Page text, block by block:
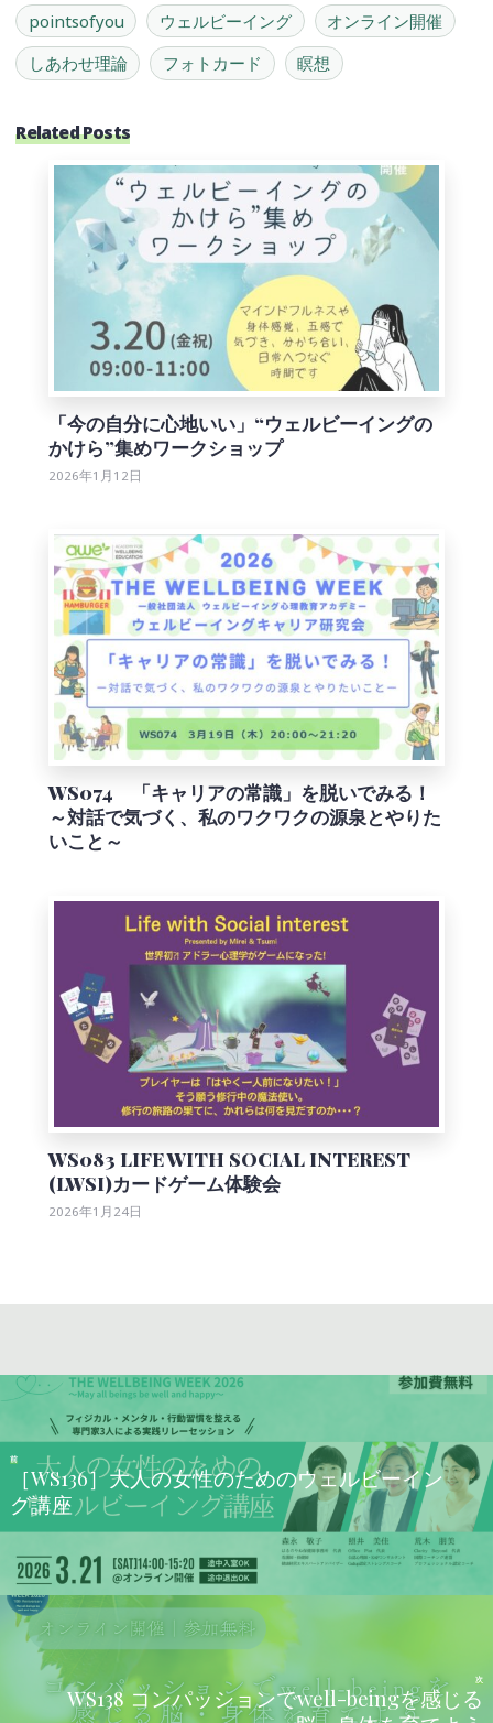
pointsofyou ウェルビーイング
オンライン開催
しあわせ理論
フォトカード 瞑想
Related Posts
「今の自分に心地いい」“ウェルビーイングの
かけら”集めワークショップ
2026年1月12日
WS074 「キャリアの常識」を脱いでみる！
～対話で気づく、私のワクワクの源泉とやりた
いこと～
WS083 LIFE WITH SOCIAL INTEREST
(LWSI)カードゲーム体験会
2026年1月24日
前
［WS136］大人の女性のためのウェルビーイン
グ講座
次
WS138 コンパッションでwell-beingを感じる